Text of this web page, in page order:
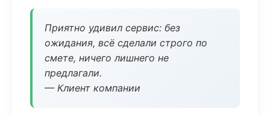
Приятно удивил сервис: без
ожидания, всё сделали строго по
смете, ничего лишнего не
предлагали.
— Клиент компании